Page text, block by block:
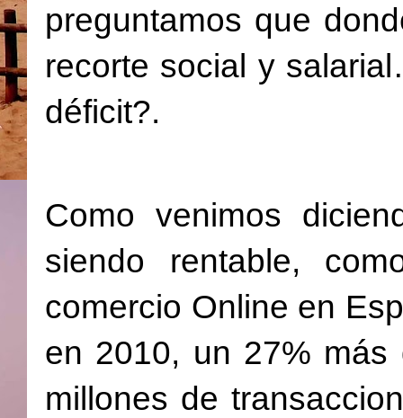
preguntamos que
recorte social y
déficit?.
Como venimos
siendo rentable,
comercio Online en
en 2010, un 27%
millones de